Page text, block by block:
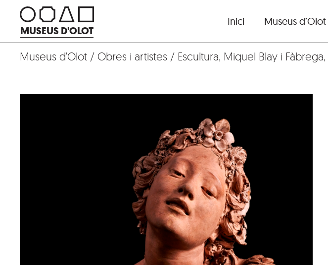
contingut
MUSEUS D'OLOT
Inici Museus d’Olot
Museus d'Olot / Obres i artistes / Escultura, Miquel Blay i Fàbrega,